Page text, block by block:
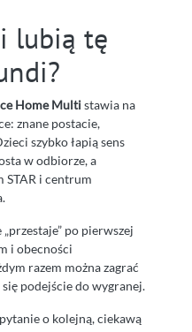
lubią tę
Home Multistawia na
znane postacie,
szybko łapią sens
w odbiorze, a
i centrum
po pierwszej
i obecności
razem można zagrać
podejście do wygranej.
o kolejną, ciekawą